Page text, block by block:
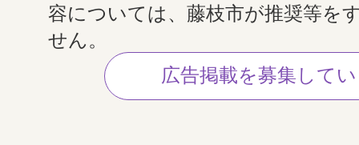
容については、藤枝市が推奨等を
せん。
広告掲載を募集して